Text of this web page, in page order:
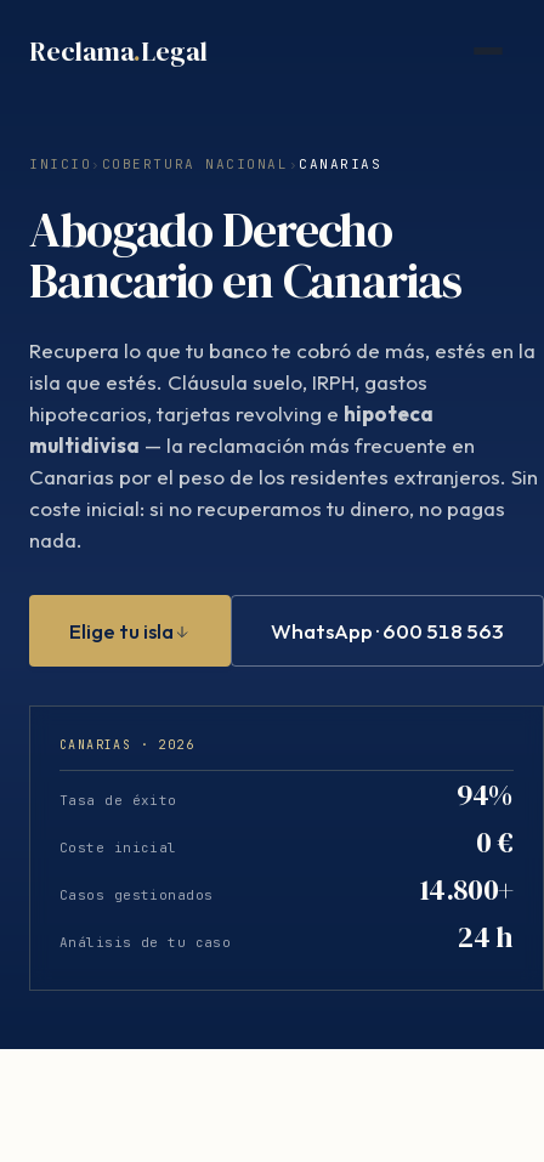
Reclama.Legal
INICIO › COBERTURA NACIONAL › CANARIAS
Abogado Derecho
Bancario en Canarias
Recupera lo que tu banco te cobró de más, estés en la
isla que estés. Cláusula suelo, IRPH, gastos
hipotecarios, tarjetas revolving e hipoteca
multidivisa — la reclamación más frecuente en
Canarias por el peso de los residentes extranjeros. Sin
coste inicial: si no recuperamos tu dinero, no pagas
nada.
Elige tu isla WhatsApp · 600 518 563
CANARIAS · 2026
Tasa de éxito 94%
Coste inicial 0 €
Casos gestionados 14.800+
Análisis de tu caso 24 h